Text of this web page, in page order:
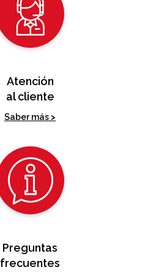
Atención
al cliente
Saber más >
Preguntas
frecuentes